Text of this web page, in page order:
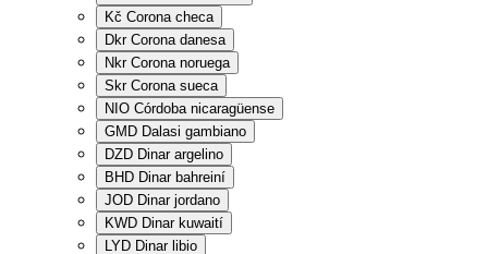
Kč Corona checa
Dkr Corona danesa
Nkr Corona noruega
Skr Corona sueca
NIO Córdoba nicaragüense
GMD Dalasi gambiano
DZD Dinar argelino
BHD Dinar bahreiní
JOD Dinar jordano
KWD Dinar kuwaití
LYD Dinar libio